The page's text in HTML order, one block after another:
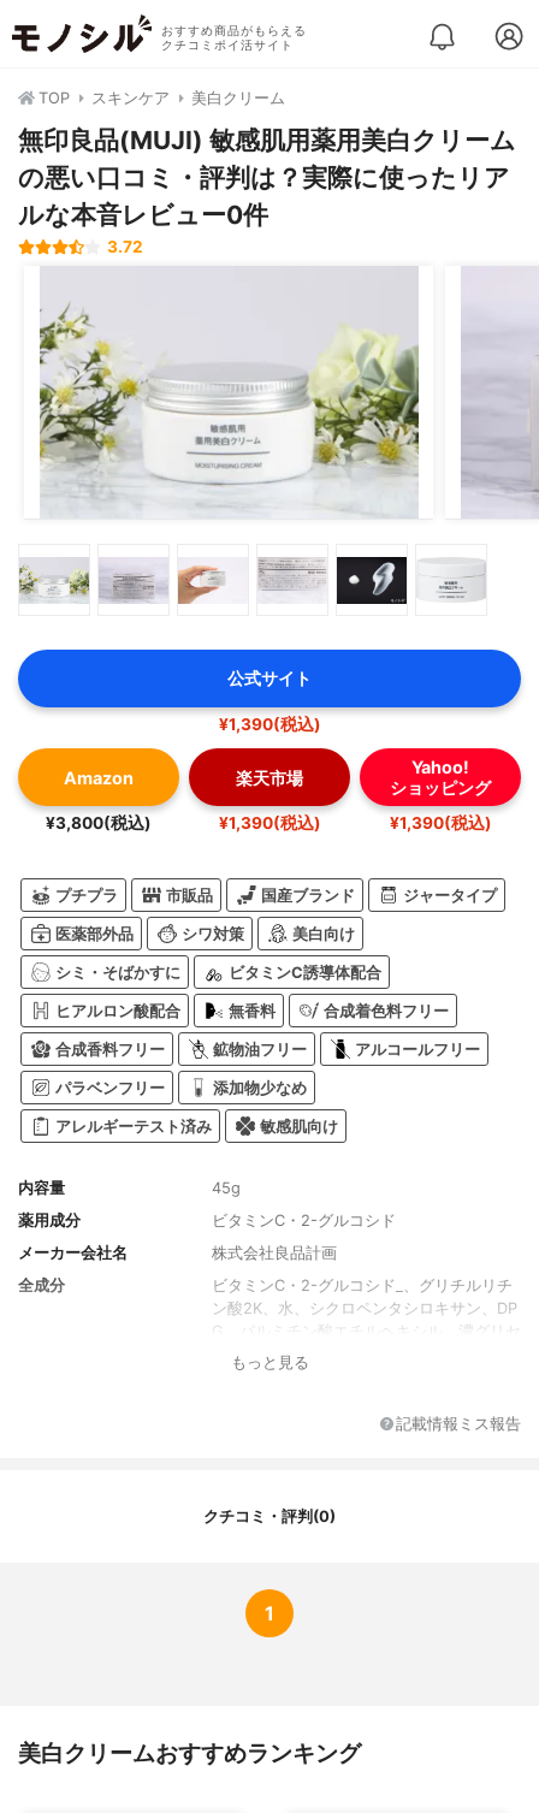
おすすめ商品がもらえる
クチコミポイ活サイト
TOP スキンケア 美白クリーム
無印良品(MUJI) 敏感肌用薬用美白クリーム
の悪い口コミ・評判は？実際に使ったリア
ルな本音レビュー0件
3.72
公式サイト
¥1,390(税込)
Amazon
¥3,800(税込)
楽天市場
¥1,390(税込)
Yahoo!
ショッピング
¥1,390(税込)
プチプラ 市販品 国産ブランド ジャータイプ
医薬部外品 シワ対策 美白向け
シミ・そばかすに ビタミンC誘導体配合
ヒアルロン酸配合 無香料 合成着色料フリー
合成香料フリー 鉱物油フリー アルコールフリー
パラベンフリー 添加物少なめ
アレルギーテスト済み 敏感肌向け
内容量
45g
薬用成分
ビタミンC・2-グルコシド
メーカー会社名
株式会社良品計画
全成分
ビタミンC・2-グルコシド_、グリチルリチ
ン酸2K、水、シクロペンタシロキサン、DP
G、パルミチン酸エチルヘキシル、濃グリセ
リン、1,2-ペンタンジオール、オリブ油、ベ
シエチルホスホリルコリン・メタクリル酸
出物水解液A、POPメチルグルコシド、POE
ン、水酸化K、クエン酸、クエン酸Na、フ
ェノキシエタノール
ブランド所在国
日本
もっと見る
記載情報ミス報告
クチコミ・評判(0)
1
美白クリームおすすめランキング